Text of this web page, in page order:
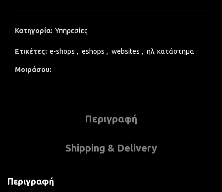
Κατηγορία: Υπηρεσίες
Ετικέτες: e-shops , eshops , websites , ηλ. κατάστημα
Μοιράσου
Περιγραφή
Shipping & Delivery
Περιγραφή